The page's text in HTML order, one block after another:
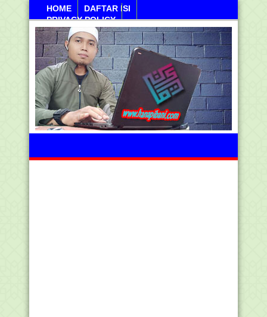
HOME
DAFTAR ISI
PRIVACY POLICY
Kamis, 06 Agustus 2026